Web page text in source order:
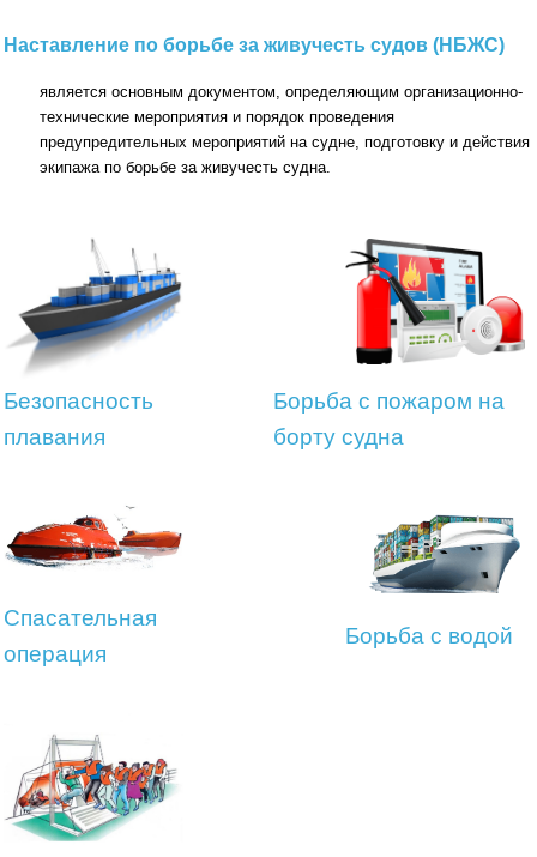
Наставление по борьбе за живучесть судов (НБЖС)
является основным документом, определяющим организационно-
технические мероприятия и порядок проведения
предупредительных мероприятий на судне, подготовку и действия
экипажа по борьбе за живучесть судна.
Безопасность
плавания
Борьба с пожаром на
борту судна
Спасательная
операция
Борьба с водой